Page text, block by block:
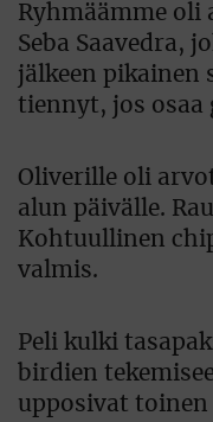
Ryhmäämme oli
Seba Saavedra,
jälkeen
tiennyt, jos
Oliverille oli
alun päivälle.
Kohtuullinen
valmis.
Peli kulki
birdien
upposivat toinen